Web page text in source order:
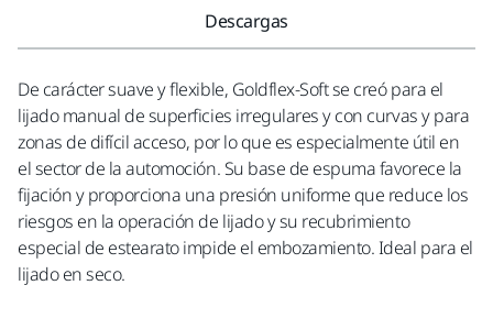
Descargas
De carácter suave y flexible, Goldflex-Soft se creó para el
lijado manual de superficies irregulares y con curvas y para
zonas de difícil acceso, por lo que es especialmente útil en
el sector de la automoción. Su base de espuma favorece la
fijación y proporciona una presión uniforme que reduce los
riesgos en la operación de lijado y su recubrimiento
especial de estearato impide el embozamiento. Ideal para el
lijado en seco.